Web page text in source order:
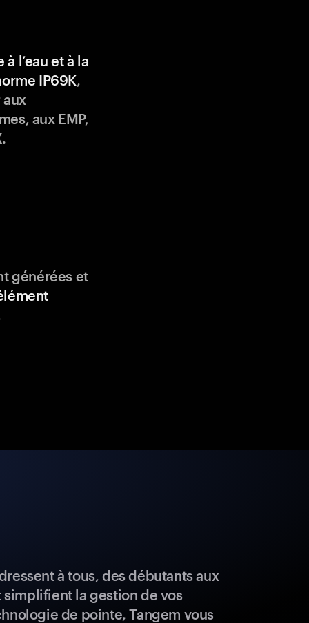
à l’eau et à la
IP69K,
aux EMP,
générées et
à tous, des débutants aux
la gestion de vos
de pointe, Tangem vous